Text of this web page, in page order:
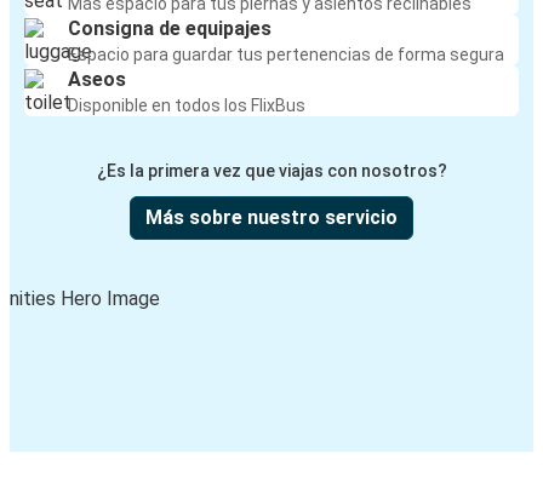
Consigna de equipajes
Espacio para guardar tus pertenencias de forma segura
Aseos
Disponible en todos los FlixBus
¿Es la primera vez que viajas con nosotros?
Más sobre nuestro servicio